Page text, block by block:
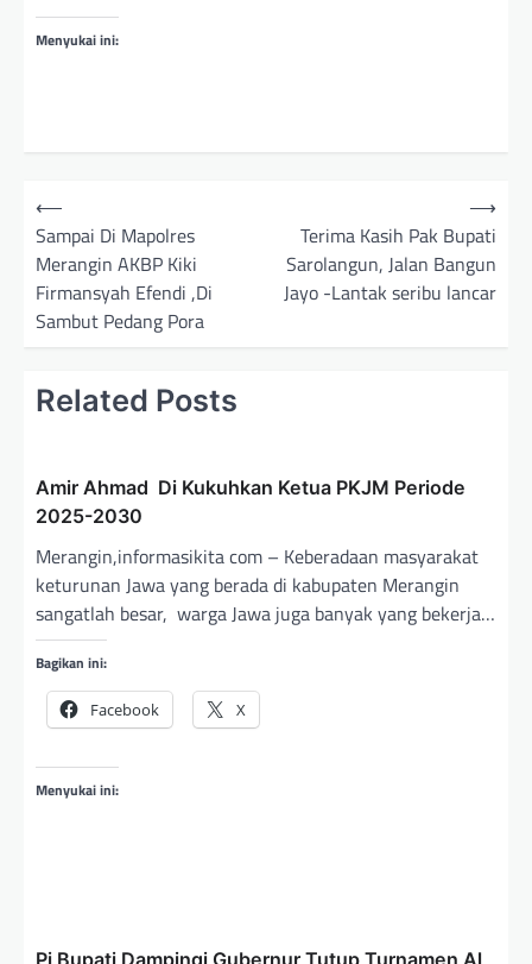
Menyukai ini:
N
g
⟵
Sampai Di Mapolres
Merangin AKBP Kiki
Firmansyah Efendi ,Di
Sambut Pedang Pora
Terima Kasih Pak Bupati
Sarolangun, Jalan Bangun
Jayo -Lantak seribu lancar
⟶
Related Posts
Amir Ahmad Di Kukuhkan Ketua PKJM Periode
2025-2030
Merangin,informasikita com – Keberadaan masyarakat
keturunan Jawa yang berada di kabupaten Merangin
sangatlah besar, warga Jawa juga banyak yang bekerja…
Bagikan ini:
Facebook X
Menyukai ini:
Pj Bupati Dampingi Gubernur Tutup Turnamen Al